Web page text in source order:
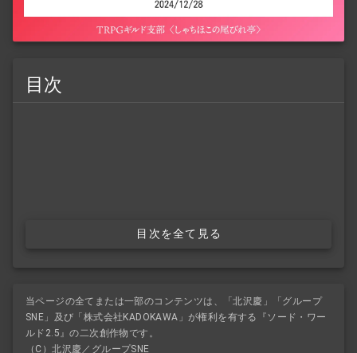
目次
目次を全て見る
当ページの全てまたは一部のコンテンツは、「北沢慶」「グループ
SNE」及び「株式会社KADOKAWA」が権利を有する『ソード・ワー
ルド2.5』の二次創作物です。
（C）北沢慶／グループSNE